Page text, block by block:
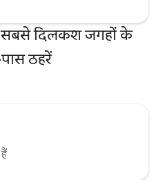
सबसे दिलकश जगहों के
ठहरें